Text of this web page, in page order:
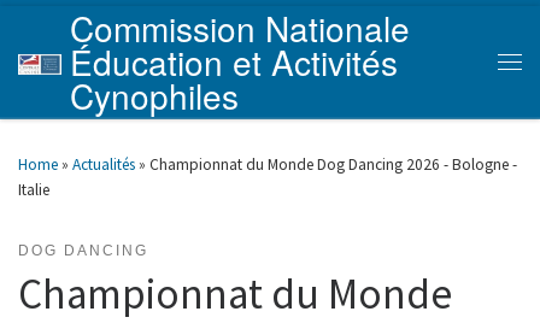
Skip to content
Commission Nationale
Éducation et Activités
Cynophiles
Home » Actualités » Championnat du Monde Dog Dancing 2026 - Bologne -
Italie
DOG DANCING
Championnat du Monde